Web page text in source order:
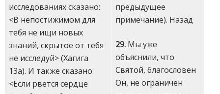
исследованиях сказано:
<В непостижимом для
тебя не ищи новых
знаний, скрытое от тебя
не исследуй> (Хагига
13а). И также сказано:
<Если рвется сердце
предыдущее
примечание). Назад
29. Мы уже
объяснили, что
Святой, благословен
Он, не ограничен